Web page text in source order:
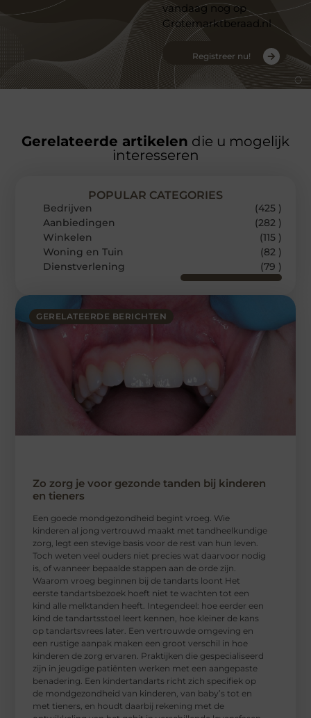
vandaag nog op
Grotemarktberaad.nl
Registreer nu!
Gerelateerde artikelen die u mogelijk
interesseren
GERELATEERDE BERICHTEN
Zo zorg je voor gezonde tanden bij kinderen
en tieners
Een goede mondgezondheid begint vroeg. Wie
kinderen al jong vertrouwd maakt met tandheelkundige
zorg, legt een stevige basis voor de rest van hun leven.
Toch weten veel ouders niet precies wat daarvoor nodig
is, of wanneer bepaalde stappen aan de orde zijn.
Waarom vroeg beginnen bij de tandarts loont Het
eerste tandartsbezoek hoeft niet te wachten tot een
kind alle melktanden heeft. Integendeel: hoe eerder een
kind de tandartsstoel leert kennen, hoe kleiner de kans
op tandartsvrees later. Een vertrouwde omgeving en
een rustige aanpak maken een groot verschil in hoe
kinderen de zorg ervaren. Praktijken die gespecialiseerd
zijn in jeugdige patiënten werken met een aangepaste
benadering. Een kindertandarts richt zich specifiek op
de mondgezondheid van kinderen, van baby’s tot en
met tieners, en houdt daarbij rekening met de
POPULAR CATEGORIES
Bedrijven
(425 )
Aanbiedingen
(282 )
Winkelen
(115 )
Woning en Tuin
(82 )
Dienstverlening
(79 )